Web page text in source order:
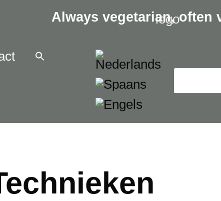
Always vegetarian, often